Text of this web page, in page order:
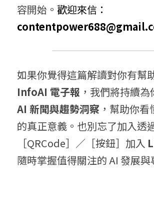
容開始。
InfoAI 電子報 ，我們將持續為
AI 新聞與趨勢洞察 ，幫助你
的真正意義。也別忘了加入透
［QRCode］／［按鈕］加入
隨時掌握值得關注的 AI 發展與